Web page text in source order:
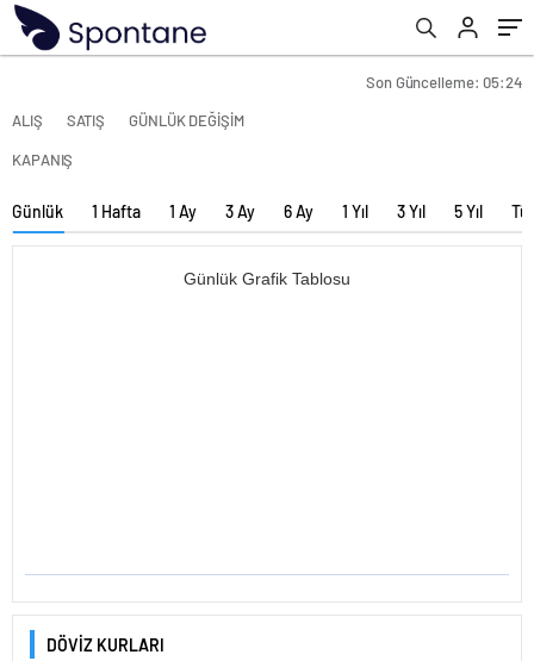
Son Güncelleme: 05:24
ALIŞ
SATIŞ GÜNLÜK DEĞİŞİM
KAPANIŞ
Günlük 1 Hafta 1 Ay 3 Ay 6 Ay 1 Yıl 3 Yıl 5 Yıl
Günlük Grafik Tablosu
DÖVİZ KURLARI